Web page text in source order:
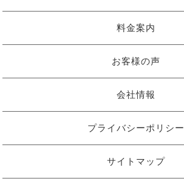
料金案内
お客様の声
会社情報
プライバシーポリシー
サイトマップ